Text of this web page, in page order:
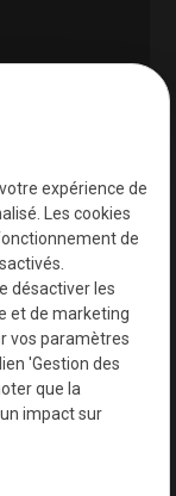
expérience de
Les cookies
de
désactiver les
et de marketing
vos paramètres
'Gestion des
que la
impact sur